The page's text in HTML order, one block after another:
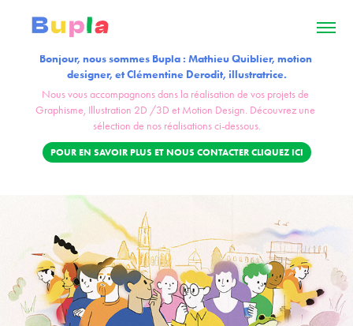
Bonjour, nous sommes Bupla : Mathieu Quiblier, motion
designer, et Clémentine Derodit, illustratrice.
Nous vous accompagnons dans la réalisation de vos projets de
Graphisme, Illustration 2D /3D et Motion Design. Découvrez une
sélection de nos réalisations ci-dessous.
POUR EN SAVOIR PLUS ET NOUS CONTACTER CLIQUEZ ICI
Strasbourg DERE